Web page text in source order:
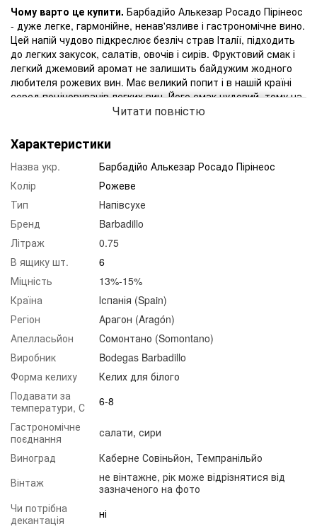
Чому варто це купити. Барбадійо Алькезар Росадо Пірінеос
- дуже легке, гармонійне, ненав'язливе і гастрономічне вино.
Цей напій чудово підкреслює безліч страв Італії, підходить
до легких закусок, салатів, овочів і сирів. Фруктовий смак і
легкий джемовий аромат не залишить байдужим жодного
любителя рожевих вин. Має великий попит і в нашій країні
серед поціновувачів легких вин. Його смак чудовий, тому на
полицях винних магазинів цей елегантний і тонкий напій не
Читати повністю
Характеристики
Назва укр.
Барбадійо Алькезар Росадо Пірінеос
Колір
Рожеве
Тип
Напівсухе
Бренд
Barbadillo
Літраж
0.75
В ящику шт.
6
Міцність
13%-15%
Країна
Іспанія (Spain)
Регіон
Арагон (Aragón)
Апелласьйон
Сомонтано (Somontano)
Виробник
Bodegas Barbadillo
Форма келиху
Келих для білого
Подавати за
температури, С
6-8
Гастрономічне
поєднання
салати, сири
Виноград
Каберне Совіньйон, Темпранільйо
Вінтаж
не вінтажне, рік може відрізнятися від
зазначеного на фото
Чи потрібна
декантація
ні